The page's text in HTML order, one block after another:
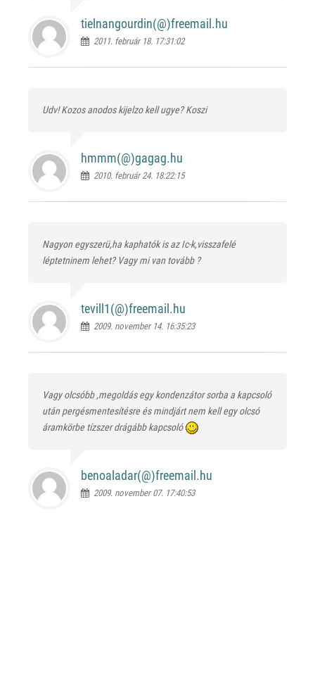
tielnangourdin(@)freemail.hu
2011. február 18. 17:31:02
Udv! Kozos anodos kijelzo kell ugye? Koszi
hmmm(@)gagag.hu
2010. február 24. 18:22:15
Nagyon egyszerü,ha kaphatók is az Ic-k,visszafelé
léptetninem lehet? Vagy mi van tovább ?
tevill1(@)freemail.hu
2009. november 14. 16:35:23
Vagy olcsóbb ,megoldás egy kondenzátor sorba a kapcsoló
után pergésmentesítésre és mindjárt nem kell egy olcsó
áramkörbe tízszer drágább kapcsoló
benoaladar(@)freemail.hu
2009. november 07. 17:40:53